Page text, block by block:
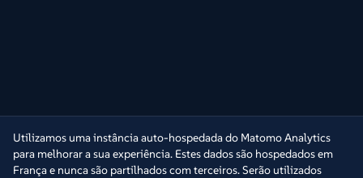
Utilizamos uma instância auto-hospedada do Matomo Analytics
para melhorar a sua experiência. Estes dados são hospedados em
França e nunca são partilhados com terceiros. Serão utilizados